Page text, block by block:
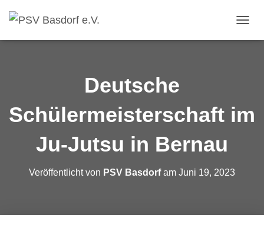
A
Deutsche
Schülermeisterschaft im
Ju-Jutsu in Bernau
Veröffentlicht von PSV Basdorfam Juni 19, 2023